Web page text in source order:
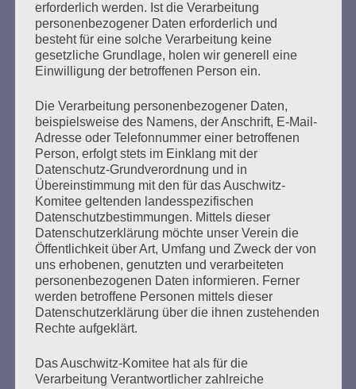
Betr.: Verfahren gegen Bruno Dey – Morde in Neustadt
am 3.5.1945 Am heutigen 3. Juni wurde der Zeuge David
Akermann zu den Ereignissen vom 3. Mai 1945 am
Strand von Neustadt/ Holstein befragt. Diese Aussage
nimmt die AGN zum Anlass, auf dieses nie geahndete
wurden…
mehr ...
Seitennummerierung
der
Beiträge
Zurück 22 Weiter
nicht allein. Wir sind viele. Macht mit, denn wer
erforderlich werden. Ist die Verarbeitung
personenbezogener Daten erforderlich und
besteht für eine solche Verarbeitung keine
gesetzliche Grundlage, holen wir generell eine
Einwilligung der betroffenen Person ein.
Die Verarbeitung personenbezogener Daten,
beispielsweise des Namens, der Anschrift, E-Mail-
Adresse oder Telefonnummer einer betroffenen
Person, erfolgt stets im Einklang mit der
Datenschutz-Grundverordnung und in
Übereinstimmung mit den für das Auschwitz-
Komitee geltenden landesspezifischen
Datenschutzbestimmungen. Mittels dieser
Datenschutzerklärung möchte unser Verein die
Öffentlichkeit über Art, Umfang und Zweck der von
uns erhobenen, genutzten und verarbeiteten
personenbezogenen Daten informieren. Ferner
werden betroffene Personen mittels dieser
Datenschutzerklärung über die ihnen zustehenden
Rechte aufgeklärt.
Das Auschwitz-Komitee hat als für die
Verarbeitung Verantwortlicher zahlreiche